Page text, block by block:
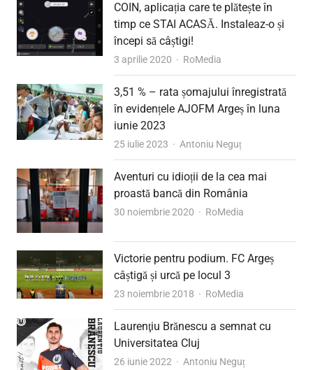
COIN, aplicația care te plătește în
timp ce STAI ACASĂ. Instaleaz-o și
începi să câștigi!
3 aprilie 2020 Author
RoMedia
3,51 % – rata șomajului înregistrată
în evidențele AJOFM Argeș în luna
iunie 2023
25 iulie 2023 Author
Antoniu Neguț
Aventuri cu idioții de la cea mai
proastă bancă din România
30 noiembrie 2020 Author
RoMedia
Victorie pentru podium. FC Argeș
câștigă și urcă pe locul 3
23 noiembrie 2018 Author
RoMedia
Laurenţiu Brănescu a semnat cu
Universitatea Cluj
26 iunie 2022 Author
Antoniu Neguț